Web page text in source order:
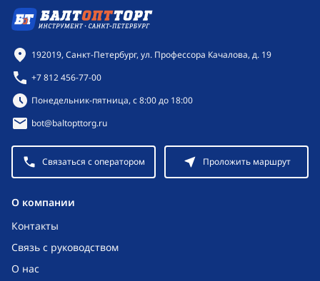
O компании
Контакты
Связь с руководством
О нас
Контактная информация
192019, Санкт-Петербург, ул. Профессора Качалова, д. 19
+7 812 456-77-00
Режим работы:
Понедельник-пятница, с 8:00 до 18:00
bot@baltopttorg.ru
Связаться с оператором Проложить маршрут